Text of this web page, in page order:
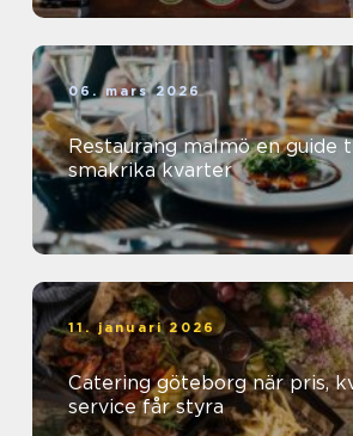
06. mars 2026
Restaurang malmö en guide till stadens
smakrika kvarter
11. januari 2026
Catering göteborg när pris, kvalitet och
service får styra